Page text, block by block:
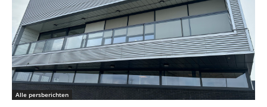
Alle persberichten